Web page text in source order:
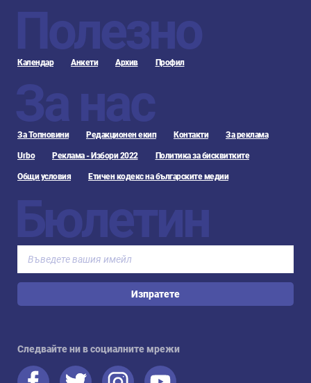
Полезно
Календар Анкети Архив Профил
За нас
За Топновини Редакционен екип Контакти За реклама
Urbo Реклама - Избори 2022 Политика за бисквитките
Общи условия Етичен кодекс на българските медии
Бюлетин
Изпратете
Следвайте ни в социалните мрежи